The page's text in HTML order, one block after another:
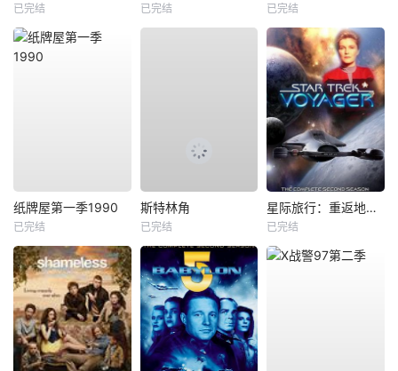
已完结 已完结 已完结
纸牌屋第一季1990
已完结
斯特林角
已完结
星际旅行：重返地球第二季
已完结